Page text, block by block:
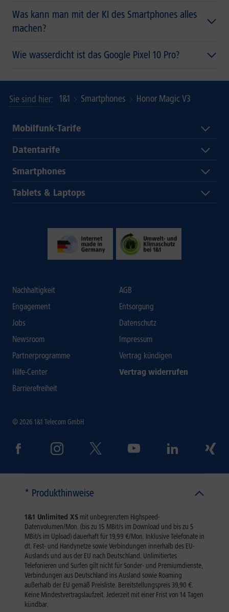
Was kann man mit der KI des Smartphones alles
machen?
Wie wasserdicht ist das Google Pixel 10 Pro?
Sie sind hier 1&1 Smartphones Honor Magic V3
Mobilfunk-Tarife
Datentarife
Smartphones
Tablets & Laptops
Nachhaltigkeit
Engagement
Jobs
Newsroom
Partnerprogramme
Hilfe-Center
Barrierefreiheit
AGB
Entsorgung
Datenschutz
Impressum
Vertrag kündigen
Vertrag widerrufen
© 2026 1&1 Telecom GmbH